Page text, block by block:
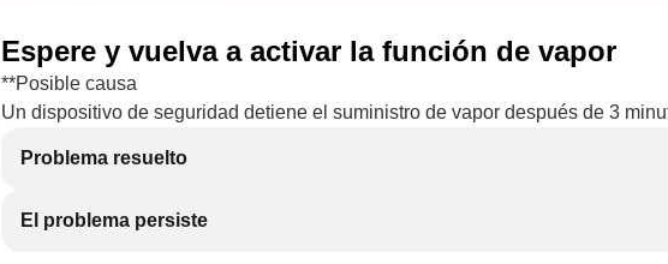
Espere y vuelva a activar la función de vapor
**Posible causa
Un dispositivo de seguridad detiene el suministro de vapor después de 3
Problema resuelto
El problema persiste